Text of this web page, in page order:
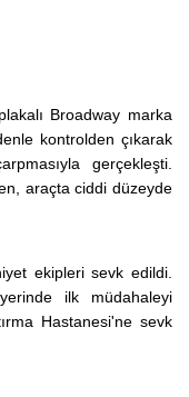
Broadway marka
kontrolden çıkarak
gerçekleşti.
araçta ciddi düzeyde
ekipleri sevk edildi.
ilk müdahaleyi
Hastanesi'ne sevk